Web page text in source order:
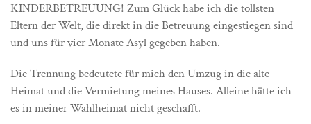
KINDERBETREUUNG! Zum Glück habe ich die tollsten
Eltern der Welt, die direkt in die Betreuung eingestiegen sind
und uns für vier Monate Asyl gegeben haben.
Die Trennung bedeutete für mich den Umzug in die alte
Heimat und die Vermietung meines Hauses. Alleine hätte ich
es in meiner Wahlheimat nicht geschafft.